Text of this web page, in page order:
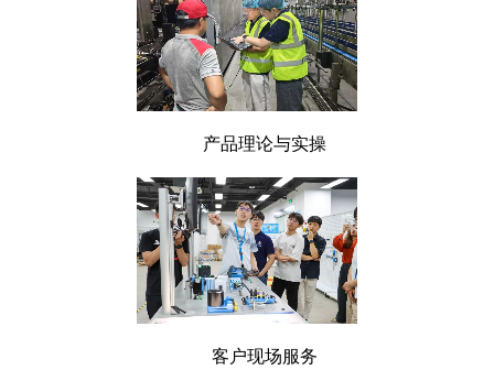
产品理论与实操
客户现场服务